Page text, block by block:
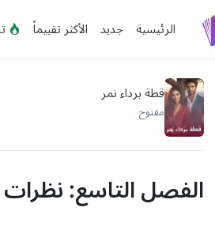
الرئيسية جديد الأكثر تقييماً
قطة برداء نمر
مفتوح
الفصل التاسع: